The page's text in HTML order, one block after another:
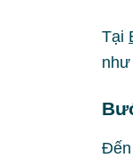
Tại
như
Đến